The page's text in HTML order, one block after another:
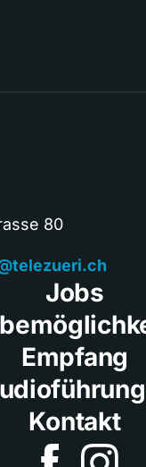
80
Jobs
Empfang
Kontakt